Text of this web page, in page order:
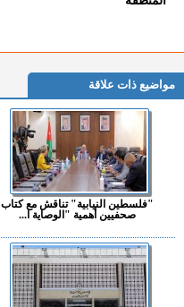
مواضيع ذات علاقة
"فلسطين النيابية" تناقش مع كتاب
صحفيين أهمية "الوصاية ا...